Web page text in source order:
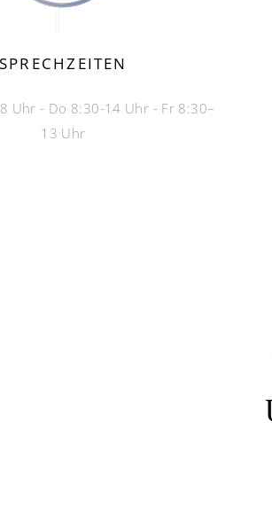
SPRECHZEITEN
Uhr - Do 8:30-14 Uhr - Fr 8:30–
13 Uhr